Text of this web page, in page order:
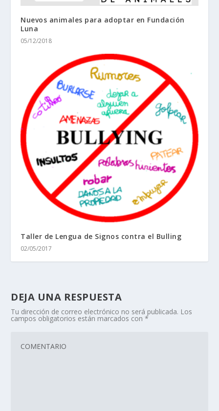
Nuevos animales para adoptar en Fundación
Luna
05/12/2018
Taller de Lengua de Signos contra el Bulling
02/05/2017
DEJA UNA RESPUESTA
Tu dirección de correo electrónico no será publicada. Los
campos obligatorios están marcados con*